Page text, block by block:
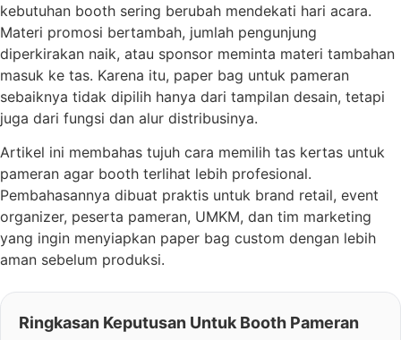
kebutuhan booth sering berubah mendekati hari acara.
Materi promosi bertambah, jumlah pengunjung
diperkirakan naik, atau sponsor meminta materi tambahan
masuk ke tas. Karena itu, paper bag untuk pameran
sebaiknya tidak dipilih hanya dari tampilan desain, tetapi
juga dari fungsi dan alur distribusinya.
Artikel ini membahas tujuh cara memilih tas kertas untuk
pameran agar booth terlihat lebih profesional.
Pembahasannya dibuat praktis untuk brand retail, event
organizer, peserta pameran, UMKM, dan tim marketing
yang ingin menyiapkan paper bag custom dengan lebih
aman sebelum produksi.
Ringkasan Keputusan Untuk Booth Pameran